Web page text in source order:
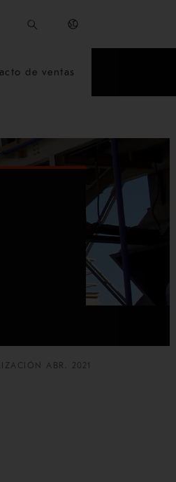
de ventas
ABR. 2021